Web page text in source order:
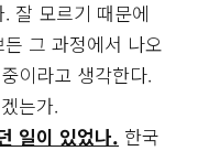
잘 모르기 때문에
그 과정에서 나오
이라고 생각한다.
는가.
일이 있었나. 한국